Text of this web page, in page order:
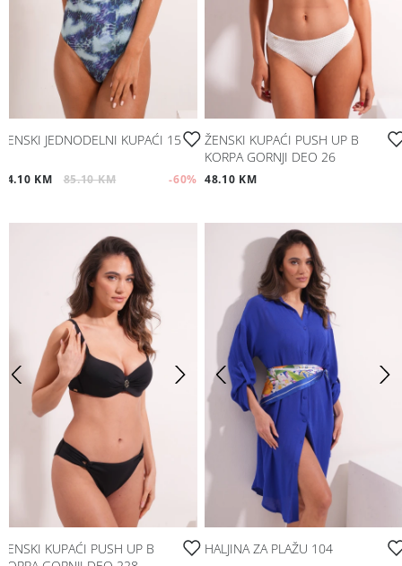
ŽENSKI JEDNODELNI KUPAĆI 15
34.10 KM 85.10 KM -60%
ŽENSKI KUPAĆI PUSH UP B
KORPA GORNJI DEO 26
48.10 KM
ŽENSKI KUPAĆI PUSH UP B
HALJINA ZA PLAŽU 104